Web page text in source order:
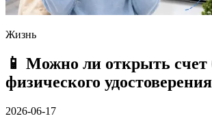
Жизнь
📱 Можно ли открыть счет
физического
2026-06-17